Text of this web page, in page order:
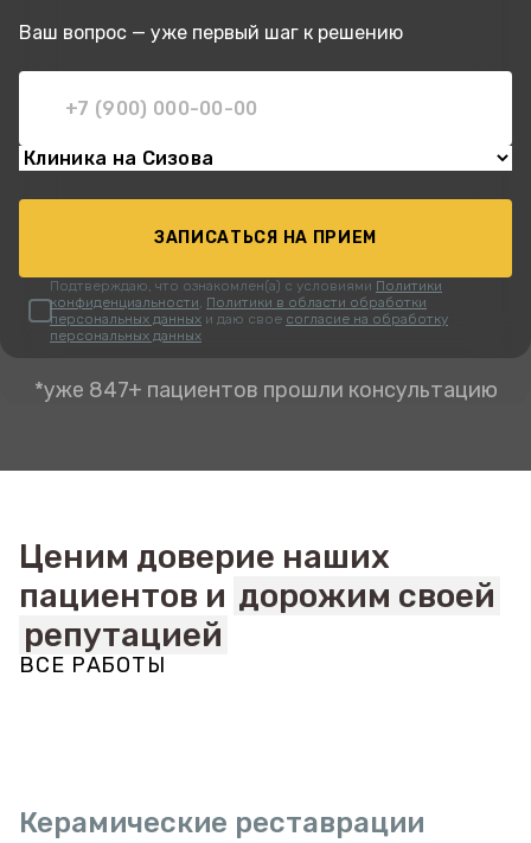
Ваш вопрос — уже первый шаг к решению
ЗАПИСАТЬСЯ НА ПРИЕМ
Подтверждаю, что ознакомлен(а) с условиями Политики
конфиденциальности, Политики в области обработки
персональных данных и даю свое согласие на обработку
персональных данных
*уже 847+ пациентов прошли консультацию
Ценим доверие наших
пациентов и дорожим своей
репутацией
ВСЕ РАБОТЫ
Керамические реставрации